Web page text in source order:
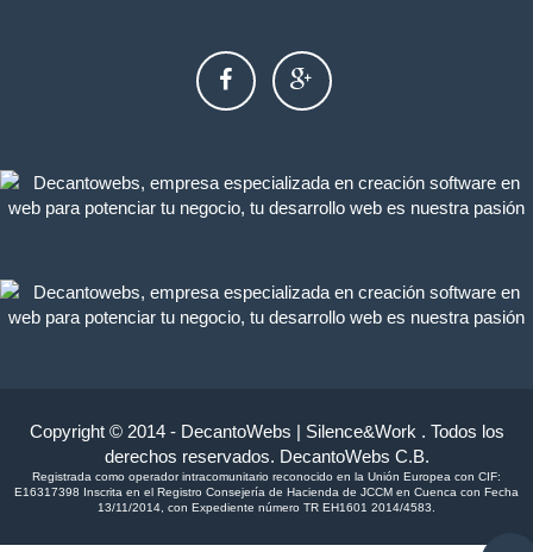
Copyright © 2014 - DecantoWebs | Silence&Work . Todos los
derechos reservados. DecantoWebs C.B.
Registrada como operador intracomunitario reconocido en la Unión Europea con CIF:
E16317398 Inscrita en el Registro Consejería de Hacienda de JCCM en Cuenca con Fecha
13/11/2014, con Expediente número TR EH1601 2014/4583.